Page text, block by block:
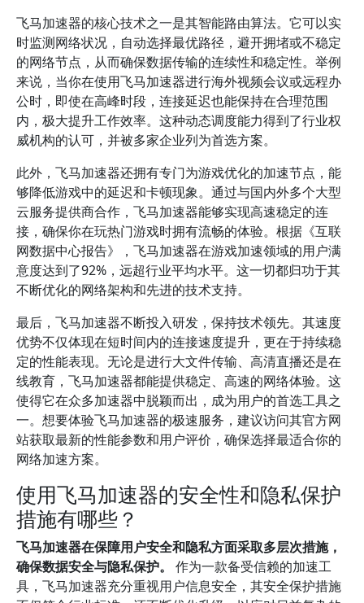
飞马加速器的核心技术之一是其智能路由算法。它可以实
时监测网络状况，自动选择最优路径，避开拥堵或不稳定
的网络节点，从而确保数据传输的连续性和稳定性。举例
来说，当你在使用飞马加速器进行海外视频会议或远程办
公时，即使在高峰时段，连接延迟也能保持在合理范围
内，极大提升工作效率。这种动态调度能力得到了行业权
威机构的认可，并被多家企业列为首选方案。
此外，飞马加速器还拥有专门为游戏优化的加速节点，能
够降低游戏中的延迟和卡顿现象。通过与国内外多个大型
云服务提供商合作，飞马加速器能够实现高速稳定的连
接，确保你在玩热门游戏时拥有流畅的体验。根据《互联
网数据中心报告》，飞马加速器在游戏加速领域的用户满
意度达到了92%，远超行业平均水平。这一切都归功于其
不断优化的网络架构和先进的技术支持。
最后，飞马加速器不断投入研发，保持技术领先。其速度
优势不仅体现在短时间内的连接速度提升，更在于持续稳
定的性能表现。无论是进行大文件传输、高清直播还是在
线教育，飞马加速器都能提供稳定、高速的网络体验。这
使得它在众多加速器中脱颖而出，成为用户的首选工具之
一。想要体验飞马加速器的极速服务，建议访问其官方网
站获取最新的性能参数和用户评价，确保选择最适合你的
网络加速方案。
使用飞马加速器的安全性和隐私保护
措施有哪些？
飞马加速器在保障用户安全和隐私方面采取多层次措施，
确保数据安全与隐私保护。
作为一款备受信赖的加速工
具，飞马加速器充分重视用户信息安全，其安全保护措施